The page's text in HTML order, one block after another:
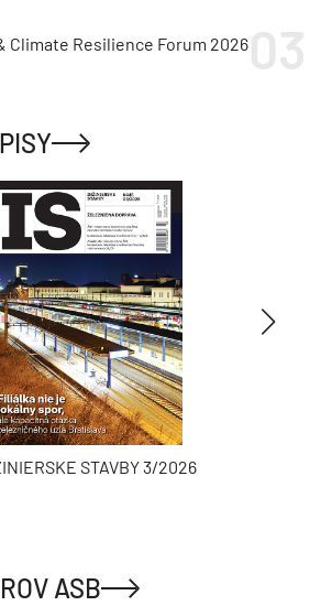
Climate Resilience Forum 2026
STAVBY 3/2026
ASB